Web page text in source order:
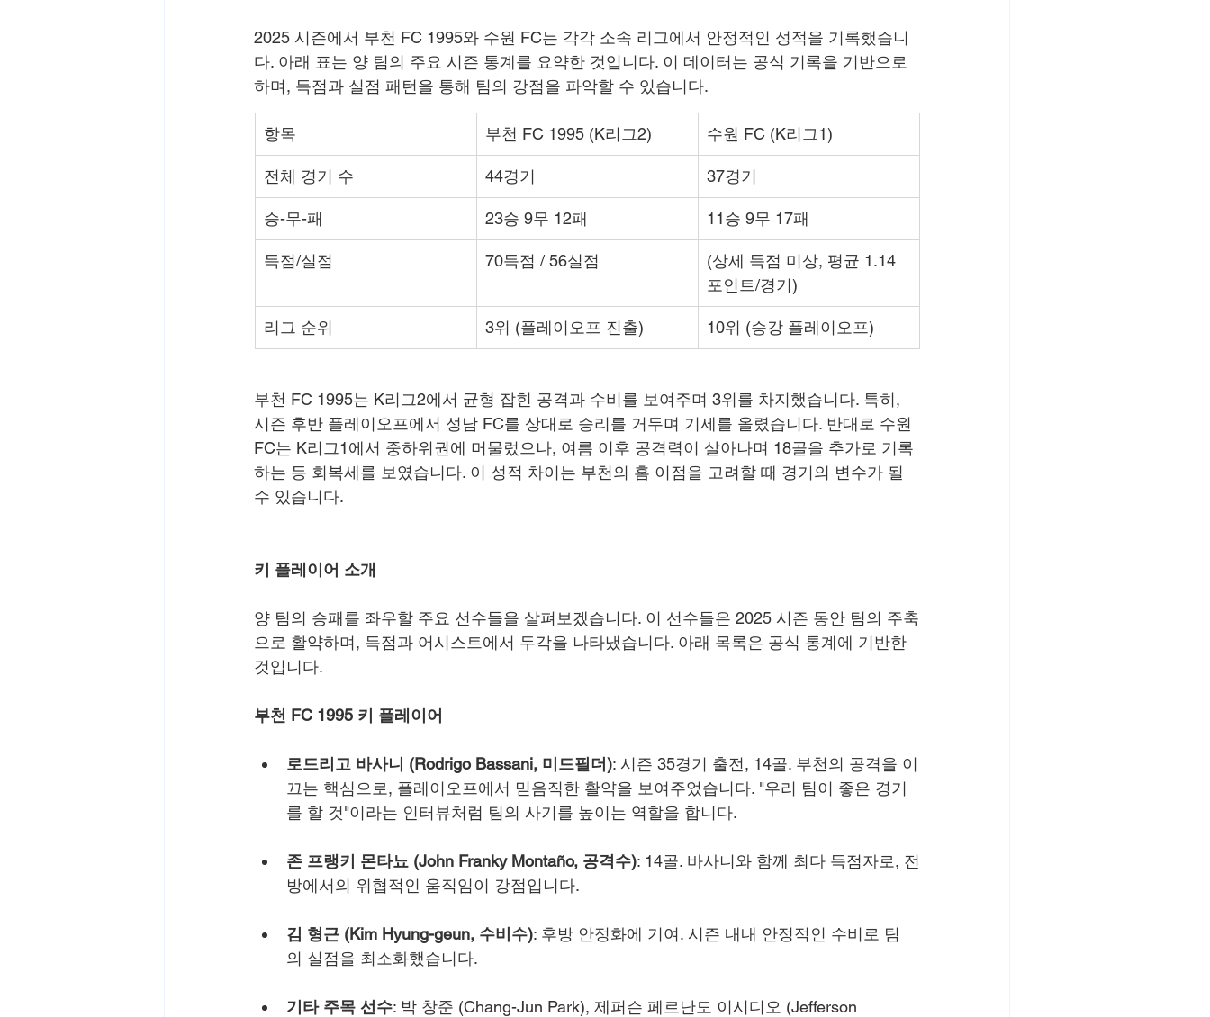
2025 시즌에서 부천 FC 1995와 수원 FC는 각각 소속 리그에서 안정적인 성적을 기록했습니
다. 아래 표는 양 팀의 주요 시즌 통계를 요약한 것입니다. 이 데이터는 공식 기록을 기반으로
하며, 득점과 실점 패턴을 통해 팀의 강점을 파악할 수 있습니다.
항목 부천 FC 1995 (K리그2) 수원 FC (K리그1)
전체 경기 수 44경기 37경기
승-무-패 23승 9무 12패 11승 9무 17패
득점/실점 70득점 / 56실점
(상세 득점 미상, 평균 1.14
포인트/경기)
리그 순위 3위 (플레이오프 진출) 10위 (승강 플레이오프)
부천 FC 1995는 K리그2에서 균형 잡힌 공격과 수비를 보여주며 3위를 차지했습니다. 특히,
시즌 후반 플레이오프에서 성남 FC를 상대로 승리를 거두며 기세를 올렸습니다. 반대로 수원
FC는 K리그1에서 중하위권에 머물렀으나, 여름 이후 공격력이 살아나며 18골을 추가로 기록
하는 등 회복세를 보였습니다. 이 성적 차이는 부천의 홈 이점을 고려할 때 경기의 변수가 될
수 있습니다.
키 플레이어 소개
양 팀의 승패를 좌우할 주요 선수들을 살펴보겠습니다. 이 선수들은 2025 시즌 동안 팀의 주축
으로 활약하며, 득점과 어시스트에서 두각을 나타냈습니다. 아래 목록은 공식 통계에 기반한
것입니다.
부천 FC 1995 키 플레이어
로드리고 바사니 (Rodrigo Bassani, 미드필더): 시즌 35경기 출전, 14골. 부천의 공격을 이
끄는 핵심으로, 플레이오프에서 믿음직한 활약을 보여주었습니다. "우리 팀이 좋은 경기
를 할 것"이라는 인터뷰처럼 팀의 사기를 높이는 역할을 합니다.
존 프랭키 몬타뇨 (John Franky Montaño, 공격수): 14골. 바사니와 함께 최다 득점자로, 전
방에서의 위협적인 움직임이 강점입니다.
김 형근 (Kim Hyung-geun, 수비수): 후방 안정화에 기여. 시즌 내내 안정적인 수비로 팀
의 실점을 최소화했습니다.
기타 주목 선수: 박 창준 (Chang-Jun Park), 제퍼슨 페르난도 이시디오 (Jefferson